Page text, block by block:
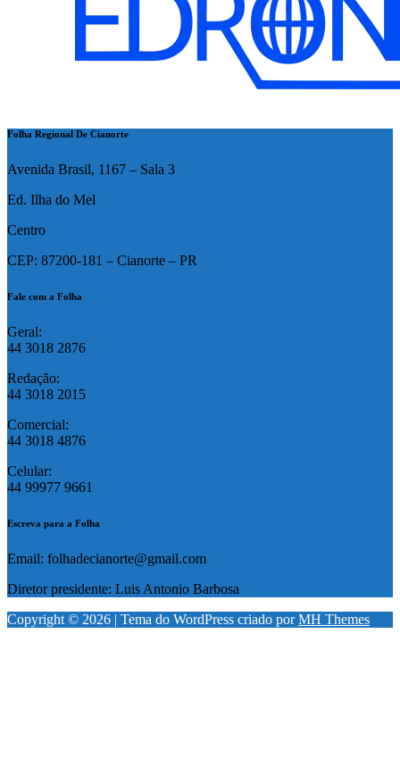
Folha Regional De Cianorte
Avenida Brasil, 1167 – Sala 3
Ed. Ilha do Mel
Centro
CEP: 87200-181 – Cianorte – PR
Fale com a Folha
Geral:
44 3018 2876
Redação:
44 3018 2015
Comercial:
44 3018 4876
Celular:
44 99977 9661
Escreva para a Folha
Email: folhadecianorte@gmail.com
Diretor presidente: Luis Antonio Barbosa
Copyright © 2026 | Tema do WordPress criado porMH Themes